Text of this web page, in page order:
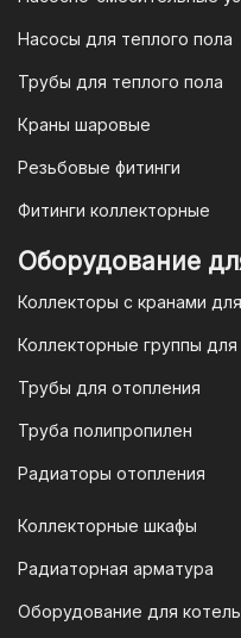
Для наших
мы предлагаем
выставим вам
оплатить в
организаций
связаться с
электронную
opt@mail.ru
Гарантия и
магазине "TIM-
Насосы для теплого пола
Трубы для теплого пола
Краны шаровые
Резьбовые фитинги
Фитинги коллекторные
Оборудование
Коллекторы с кранами
Коллекторные группы
Трубы для отопления
Труба полипропилен
Радиаторы отопления
Коллекторные шкафы
Радиаторная арматура
Оборудование для